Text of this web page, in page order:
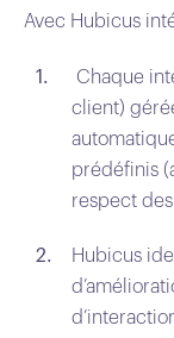
Avec Hubicus
Chaque
client)
prédéfinis
respect
Hubicus